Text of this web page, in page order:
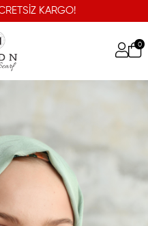
KARGO!
0
Mint Yeşil